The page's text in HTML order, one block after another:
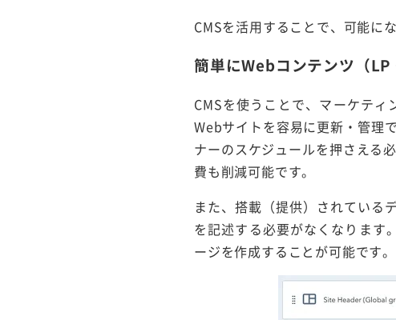
CMSを活用することで、可能に
簡単にWebコンテンツ（
CMSを使うことで、マーケテ
Webサイトを容易に更新・管理
ナーのスケジュールを押さえる
費も削減可能です。
また、搭載（提供）されている
を記述する必要がなくなります
ージを作成することが可能です。